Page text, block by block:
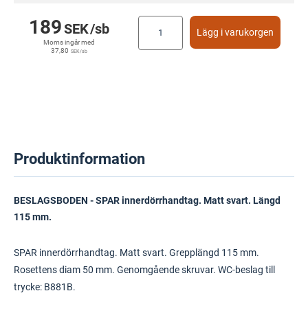
189SEK/sb
Moms ingår med
37,80 SEK/sb
Lägg i varukorgen
Produktinformation
BESLAGSBODEN - SPAR innerdörrhandtag. Matt svart. Längd
115 mm.
SPAR innerdörrhandtag. Matt svart. Grepplängd 115 mm.
Rosettens diam 50 mm. Genomgående skruvar. WC-beslag till
trycke: B881B.